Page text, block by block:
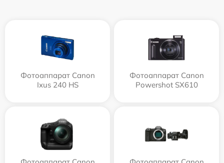
Фотоаппарат Canon
Ixus 240 HS
Фотоаппарат Canon
Powershot SX610